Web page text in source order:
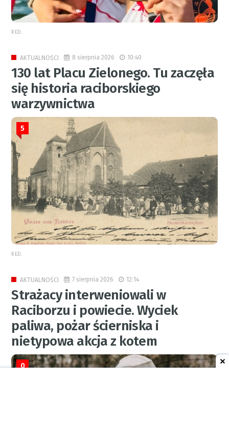
RED.
AKTUALNOŚCI 8 sierpnia 2026 10:40
130 lat Placu Zielonego. Tu zaczęła
się historia raciborskiego
warzywnictwa
5
RED.
AKTUALNOŚCI 7 sierpnia 2026 12:14
Strażacy interweniowali w
Raciborzu i powiecie. Wyciek
paliwa, pożar ścierniska i
nietypowa akcja z kotem
0